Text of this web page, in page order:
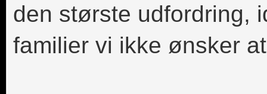
den største udfordring,
familier vi ikke ønsker